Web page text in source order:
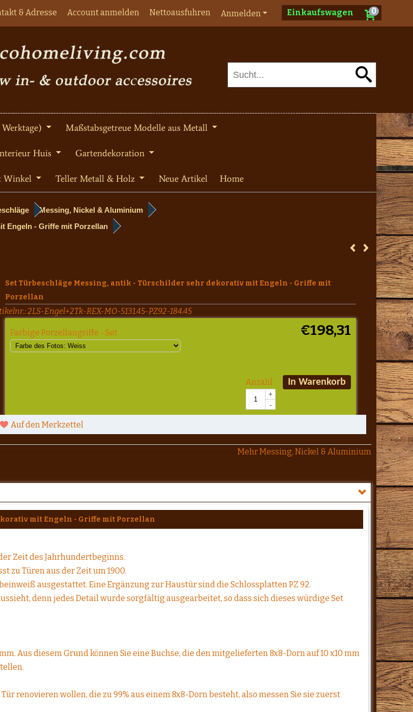
Einkaufswagen 0
Anmelden
& Adresse Account anmelden Nettoausfuhren
Maßstabsgetreue Modelle aus Metall
Huis Gartendekoration
Winkel Teller Metall & Holz Neue Artikel Home
Messing, Nickel & Aluminium
Engeln - Griffe mit Porzellan
Set Türbeschläge Messing, antik - Türschilder sehr dekorativ mit Engeln - Griffe mit
Porzellan
2LS-Engel+2Tk-REX-MO-5131.45-PZ92-184.45
€198,31
Farbige Porzellangriffe - Set
Anzahl
+
-
In Warenkorb
Auf den Merkzettel
Mehr Messing, Nickel & Aluminium
mit Engeln - Griffe mit Porzellan
Zeit des Jahrhundertbeginns.
zu Türen aus der Zeit um 1900.
ausgestattet. Eine Ergänzung zur Haustür sind die Schlossplatten PZ 92.
denn jedes Detail wurde sorgfältig ausgearbeitet, so dass sich dieses würdige Set
Aus diesem Grund können Sie eine Buchse, die den mitgelieferten 8x8-Dorn auf 10 x10 mm
renovieren wollen, die zu 99% aus einem 8x8-Dorn besteht, also messen Sie sie zuerst